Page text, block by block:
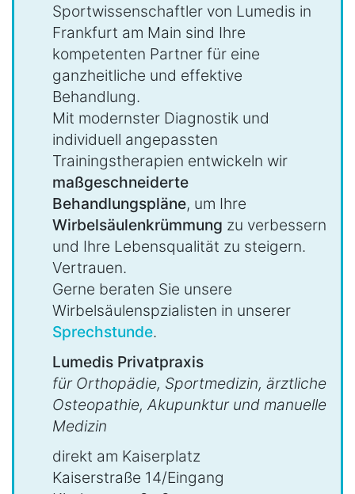
Sportwissenschaftler von Lumedis in
Frankfurt am Main sind Ihre
kompetenten Partner für eine
ganzheitliche und effektive
Behandlung.
Mit modernster Diagnostik und
individuell angepassten
Trainingstherapien entwickeln wir
maßgeschneiderte
Behandlungspläne, um Ihre
Wirbelsäulenkrümmung zu verbessern
und Ihre Lebensqualität zu steigern.
Vertrauen.
Gerne beraten Sie unsere
Wirbelsäulenspzialisten in unserer
Sprechstunde.
Lumedis Privatpraxis
für Orthopädie, Sportmedizin, ärztliche
Osteopathie, Akupunktur und manuelle
Medizin
direkt am Kaiserplatz
Kaiserstraße 14/Eingang